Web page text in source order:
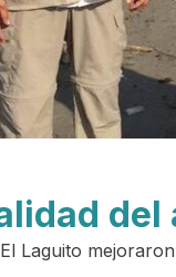
del
Laguito